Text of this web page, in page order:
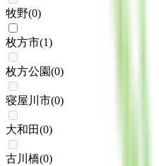
牧野(0)
枚方市(1)
枚方公園(0)
寝屋川市(0)
大和田(0)
古川橋(0)